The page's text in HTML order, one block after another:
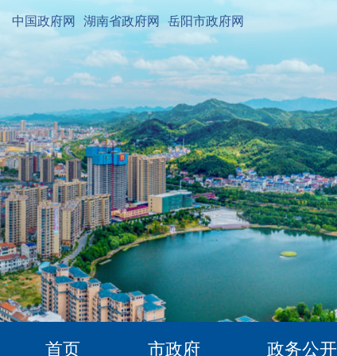
中国政府网 湖南省政府网 岳阳市政府网
首页 市政府 政务公开